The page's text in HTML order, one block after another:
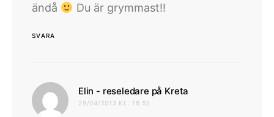
ändå
Du är grymmast!!
SVARA
Elin - reseledare på Kreta
29/04/2013 KL. 16:52